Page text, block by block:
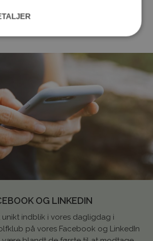
OG LINKEDIN
indblik i vores dagligdag i
på vores Facebook og LinkedIn